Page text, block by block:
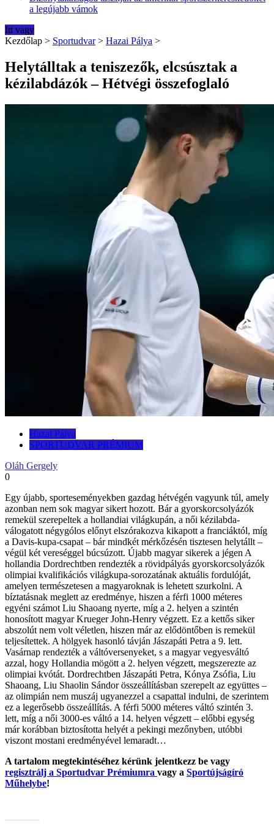
a legújabb vámok
Itt vagy
Kezdőlap > Sportudvar > Hazai Pálya >
Helytálltak a teniszezők, elcsúsztak a
kézilabdázók – Hétvégi összefoglaló
Hazai Pálya
SPORTUDVAR PRÉMIUM
Oláh Gergely
0
Egy újabb, sporteseményekben gazdag hétvégén vagyunk túl, amely
azonban nem sok magyar sikert hozott. Bár a gyorskorcsolyázók
remekül szerepeltek a hollandiai világkupán, a női kézilabda-
válogatott négygólos előnyt elszórakozva kikapott a franciáktól, míg
a Davis-kupa-csapat – bár mindkét mérkőzésén tisztesen helytállt –
végül két vereséggel búcsúzott. Újabb magyar sikerek a jégen A
hollandia Dordrechtben rendezték a rövidpályás gyorskorcsolyázók
olimpiai kvalifikációs világkupa-sorozatának aktuális fordulóját,
amelyen természetesen a magyaroknak is lehetett szurkolni. A
bíztatásnak meglett az eredménye, hiszen a férfi 1000 méteres
egyéni számot Liu Shaoang nyerte, míg a 2. helyen a szintén
honosított magyar Krueger John-Henry végzett. Ez a kettős siker
abszolút nem volt véletlen, hiszen már az elődöntőben is remekül
teljesítettek. A hölgyek hasonló távján Jászapáti Petra a 9. lett.
Vasárnap rendezték a váltóversenyeket, s a magyar vegyesváltó
azzal, hogy Hollandia mögött a 2. helyen végzett, megszerezte az
olimpiai kvótát. Dordrechtben Jászapáti Petra, Kónya Zsófia, Liu
Shaoang, Liu Shaolin Sándor összeállításban szerepelt az együttes –
az olimpián nem muszáj ugyanezzel a csapattal indulni, de szerintem
ez a legerősebb összeállítás. A férfi 5000 méteres váltó szintén 3.
lett, míg a női 3000-es váltó a 14. helyen végzett – előbbi egység
már korábban biztosította helyét a pekingi mezőnyben, utóbbi
viszont mostani eredményével lemaradt…
A tartalom megtekintéséhez kérünk jelentkezz be vagy
regisztrálj a Sportudvar Prémiumra vagy a Sportújságíró
Műhelybe!